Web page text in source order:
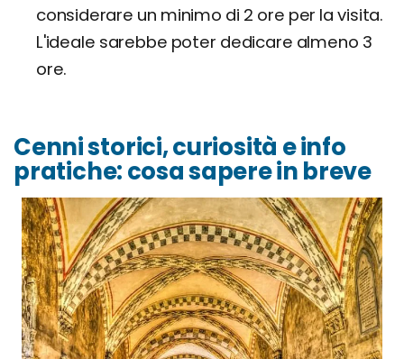
considerare un minimo di 2 ore per la visita.
L'ideale sarebbe poter dedicare almeno 3
ore.
Cenni storici, curiosità e info
pratiche: cosa sapere in breve